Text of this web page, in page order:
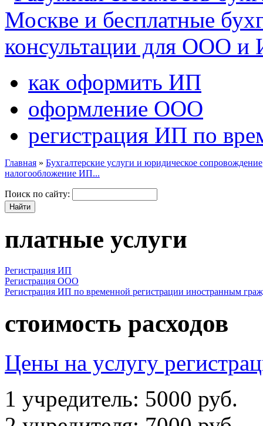
как оформить ИП
оформление ООО
регистрация ИП по
Главная » Бухгалтерские услуги и юридическое сопровождение
налогообложение ИП...
Поиск по сайту:
платные услуги
Регистрация ИП
Регистрация ООО
Регистрация ИП по временной регистрации иностранным
стоимость расходов
Цены на услугу
1 учредитель: 5000 руб.